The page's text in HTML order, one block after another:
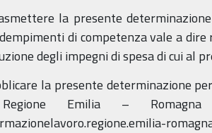
la presente
di competenza vale a
degli impegni di spesa di cui al
la presente determinazione
Emilia –